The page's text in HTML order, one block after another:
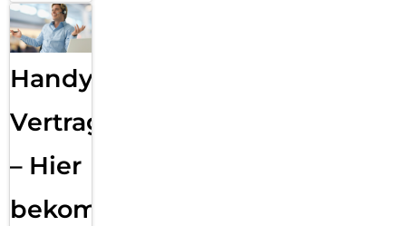
Handy
Vertragsabwicklung
– Hier
bekommst